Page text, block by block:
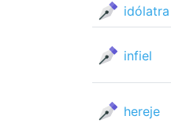
idólatra
infiel
hereje